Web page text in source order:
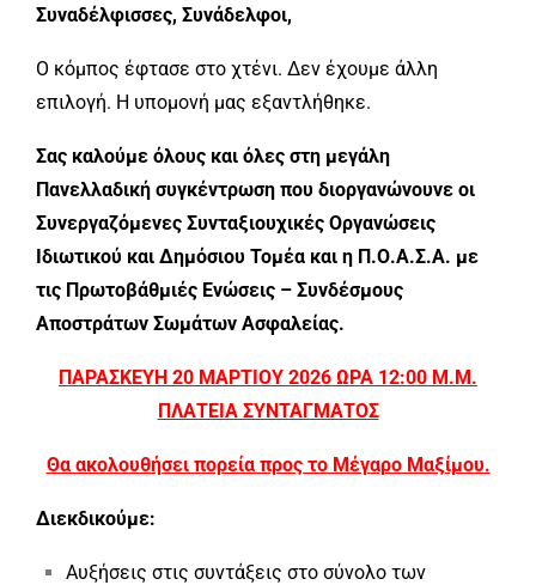
Συναδέλφισσες, Συνάδελφοι,
Ο κόμπος έφτασε στο χτένι. Δεν έχουμε άλλη
επιλογή. Η υπομονή μας εξαντλήθηκε.
Σας καλούμε όλους και όλες στη μεγάλη
Πανελλαδική συγκέντρωση που διοργανώνουνε οι
Συνεργαζόμενες Συνταξιουχικές Οργανώσεις
Ιδιωτικού και Δημόσιου Τομέα και η Π.Ο.Α.Σ.Α. με
τις Πρωτοβάθμιές Ενώσεις – Συνδέσμους
Αποστράτων Σωμάτων Ασφαλείας.
ΠΑΡΑΣΚΕΥΗ 20 ΜΑΡΤΙΟΥ 2026 ΩΡΑ 12:00 Μ.Μ.
ΠΛΑΤΕΙΑ ΣΥΝΤΑΓΜΑΤΟΣ
Θα ακολουθήσει πορεία προς το Μέγαρο Μαξίμου.
Διεκδικούμε:
Αυξήσεις στις συντάξεις στο σύνολο των